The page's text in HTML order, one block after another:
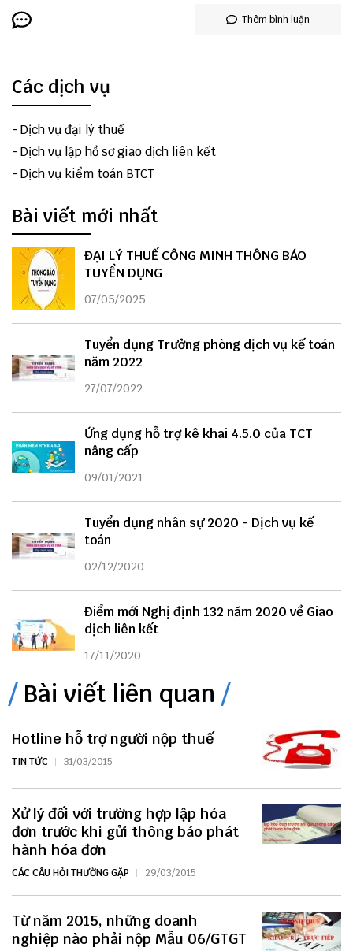
Thêm bình luận
Các dịch vụ
- Dịch vụ đại lý thuế
- Dịch vụ lập hồ sơ giao dịch liên kết
- Dịch vụ kiểm toán BTCT
Bài viết mới nhất
ĐẠI LÝ THUẾ CÔNG MINH THÔNG BÁO
TUYỂN DỤNG
07/05/2025
Tuyển dụng Trưởng phòng dịch vụ kế toán
năm 2022
27/07/2022
Ứng dụng hỗ trợ kê khai 4.5.0 của TCT
nâng cấp
09/01/2021
Tuyển dụng nhân sự 2020 - Dịch vụ kế
toán
02/12/2020
Điểm mới Nghị định 132 năm 2020 về Giao
dịch liên kết
17/11/2020
Bài viết liên quan
Hotline hỗ trợ người nộp thuế
TIN TỨC 31/03/2015
Xử lý đối với trường hợp lập hóa
đơn trước khi gửi thông báo phát
hành hóa đơn
CÁC CÂU HỎI THƯỜNG GẶP 29/03/2015
Từ năm 2015, những doanh
nghiệp nào phải nộp Mẫu 06/GTGT